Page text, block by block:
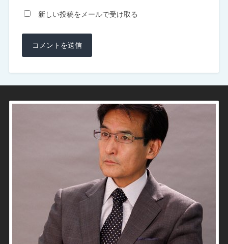
新しい投稿をメールで受け取る